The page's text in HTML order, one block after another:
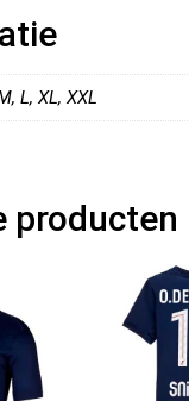
L, XL, XXL
producten